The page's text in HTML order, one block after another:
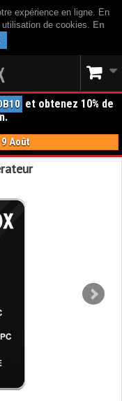
expérience en ligne. En
de cookies. En
et obtenez 10% de
Août